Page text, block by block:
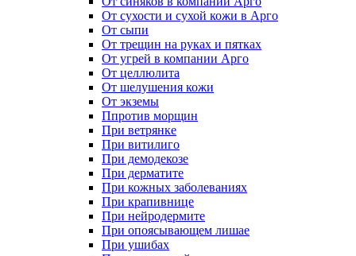
От сухости и сухой кожи в Арго
От сыпи
От трещин на руках и пятках
От угрей в компании Арго
От целлюлита
От шелушения кожи
От экземы
Ппротив морщин
При ветрянке
При витилиго
При демодекозе
При дерматите
При кожных заболеваниях
При крапивнице
При нейродермите
При опоясывающем лишае
При ушибах